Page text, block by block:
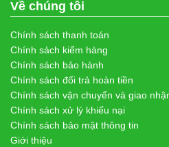
Về chúng tôi
Chính sách thanh toán
Chính sách kiểm hàng
Chính sách bảo hành
Chính sách đổi trả hoàn tiền
Chính sách vận chuyển và giao
Chính sách xử lý khiếu nại
Chính sách bảo mật thông tin
Giới thiệu